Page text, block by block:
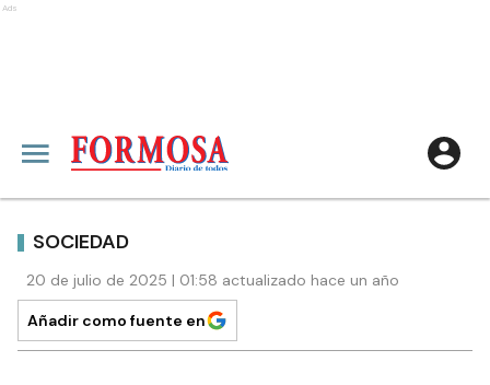
Ads
SOCIEDAD
20 de julio de 2025 | 01:58 actualizado hace un año
Añadir como fuente en